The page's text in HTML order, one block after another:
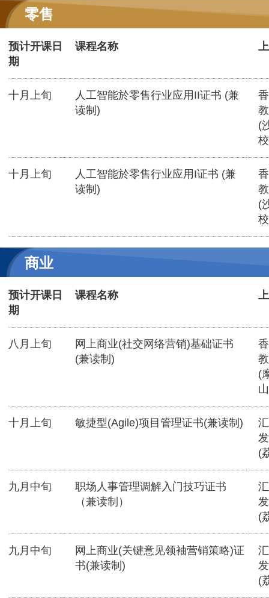
零售
预计开课日
期
课程名称
十月上旬
人工智能於零售行业应用II证书 (兼
读制)
(
十月上旬
人工智能於零售行业应用I证书 (兼
读制)
(
商业
预计开课日
期
课程名称
八月上旬
网上商业(社交网络营销)基础证书
(兼读制)
(
十月上旬 敏捷型(Agile)项目管理证书(兼读制)
(
九月中旬
职场人事管理调解入门技巧证书
（兼读制）
(
九月中旬
网上商业(关键意见领袖营销策略)证
书(兼读制)
(